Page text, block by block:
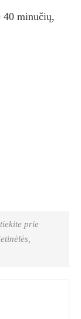
40 minučių,
prie